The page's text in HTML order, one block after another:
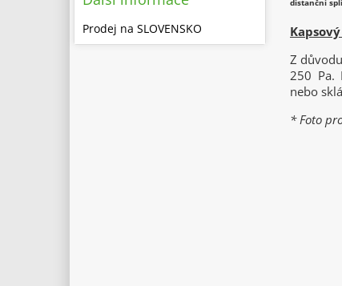
Z
250 Pa.
nebo
* Foto
Prodej na SLOVENSKO